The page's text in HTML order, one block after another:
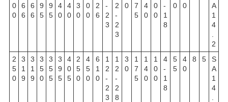
0
0
6
6
6
6
9
5
9
5
4
0
4
0
3
0
0
0
2
6
-
2
3
2
-
2
3
0
7
5
4
0
0
0
-
1
8
0 0
A
1
4
2
2
5
0
3
1
9
3
1
9
3
5
0
3
5
5
3
9
5
4
0
5
2
5
0
4
5
0
6
1
0
1
2
-
2
3
1
2
-
2
8
3
0
1
7
5
1
4
0
1
0
0
4
-
1
8
5
5
4
0
8 5
S
A
1
4